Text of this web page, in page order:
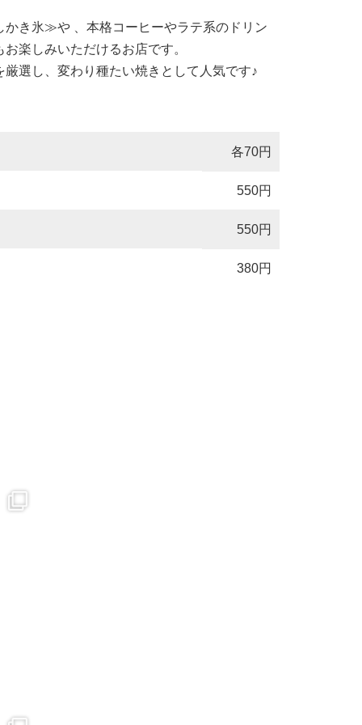
き氷≫や 、本格コーヒーやラテ系のドリン
楽しみいただけるお店です。
選し、変わり種たい焼きとして人気です♪
各70円
550円
550円
380円